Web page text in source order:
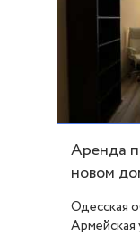
Аренда
новом
ID 53790
Одесская